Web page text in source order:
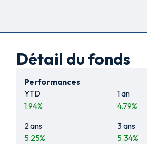
Détail du fonds
Performances
YTD
1.94%
1 an
4.79%
2 ans
5.25%
3 ans
5.34%